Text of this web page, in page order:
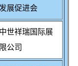
展促进会
世祥瑞国际展
公司